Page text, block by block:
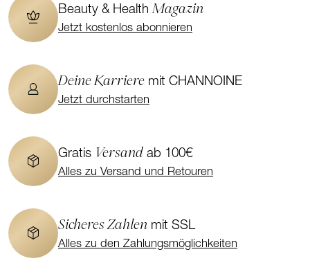
Beauty & HealthMagazin
Jetzt kostenlos abonnieren
Deine Karriere mit CHANNOINE
Jetzt durchstarten
Gratis Versand ab 100€
Alles zu Versand und Retouren
Sicheres Zahlen mit SSL
Alles zu den Zahlungsmöglichkeiten